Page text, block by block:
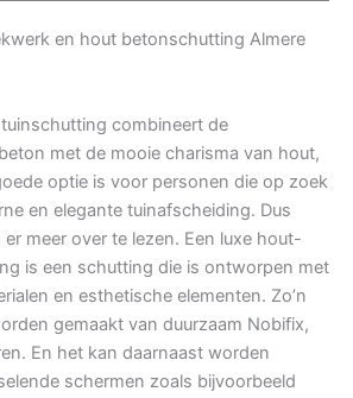
en hout betonschutting Almere
combineert de
met de mooie charisma van hout,
optie is voor personen die op zoek
en elegante tuinafscheiding. Dus
er meer over te lezen. Een luxe hout-
is een schutting die is ontworpen met
en esthetische elementen. Zo’n
gemaakt van duurzaam Nobifix,
En het kan daarnaast worden
schermen zoals bijvoorbeeld